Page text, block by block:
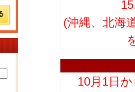
(沖縄、北海
10月1日